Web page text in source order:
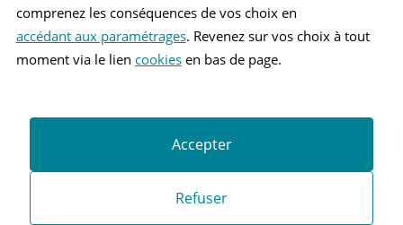
Recherche
Recherche avancée
comprenez les conséquences de vos choix en
accédant aux paramétrages. Revenez sur vos choix à tout
moment via le lien cookiesen bas de page.
Refuser
Accepter